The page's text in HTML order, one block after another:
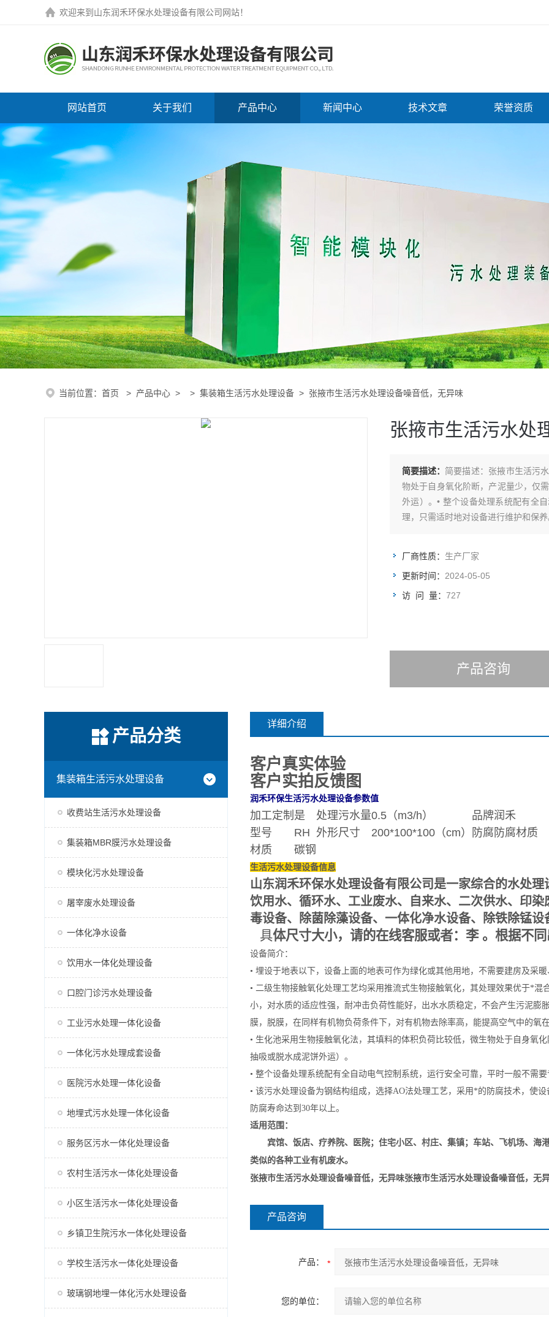
欢迎来到 山东润禾环保水处理设备有限公司网站！
网站首页 关于我们 产品中心 新闻中心 技术文章 荣誉资质
当前位置： 首页 > 产品中心 > > 集装箱生活污水处理设备 > 张掖市生活污水处理设备噪音低，无异味
张掖市生活污水处
简要描述： 简要描述：张掖市生活污
物处于自身氧化阶断，产泥量少，仅
外运）。• 整个设备处理系统配有全
理，只需适时地对设备进行维护和保
厂商性质： 生产厂家
更新时间： 2024-05-05
访 问 量： 727
产品咨询
产品分类
集装箱生活污水处理设备
收费站生活污水处理设备
集装箱MBR膜污水处理设备
模块化污水处理设备
屠宰废水处理设备
一体化净水设备
饮用水一体化处理设备
口腔门诊污水处理设备
工业污水处理一体化设备
一体化污水处理成套设备
医院污水处理一体化设备
地埋式污水处理一体化设备
服务区污水一体化处理设备
农村生活污水一体化处理设备
小区生活污水一体化处理设备
乡镇卫生院污水一体化处理设备
学校生活污水一体化处理设备
玻璃钢地埋一体化污水处理设备
详细介绍
客户真实体验
客户实拍反馈图
润禾环保生活污水处理设备参数值
加工定制 是 处理污水量0.5（m3/h） 品牌润禾
型号
RH 外形尺寸 200*100*100（cm） 防腐 防腐材质
材质
碳钢
生活污水处理设备信息
山东润禾环保水处理设备有限公司是一家综合的水处
饮用水、循环水、工业废水、自来水、二次供水、印
毒设备、除菌除藻设备、一体化净水设备、除铁除锰
具体尺寸大小，请的在线客服或者：李 。根据不
设备简介：
• 埋设于地表以下，设备上面的地表可作为绿化或其他用地，不需要建房及采
• 二级生物接触氧化处理工艺均采用推流式生物接触氧化，其处理效果优于*
小，对水质的适应性强，耐冲击负荷性能好，出水水质稳定，不会产生污泥膨
膜，脱膜，在同样有机物负荷条件下，对有机物去除率高，能提高空气中的氧
• 生化池采用生物接触氧化法，其填料的体积负荷比较低，微生物处于自身氧
抽吸或脱水成泥饼外运）。
• 整个设备处理系统配有全自动电气控制系统，运行安全可靠，平时一般不需
• 该污水处理设备为钢结构组成，选择AO法处理工艺，采用*的防腐技术，使
防腐寿命达到30年以上。
适用范围：
宾馆、饭店、疗养院、医院；住宅小区、村庄、集镇；车站、飞机场、海
类似的各种工业有机废水。
张掖市生活污水处理设备噪音低，无异味张掖市生活污水处理设备噪音低，无
产品咨询
产品：
您的单位：